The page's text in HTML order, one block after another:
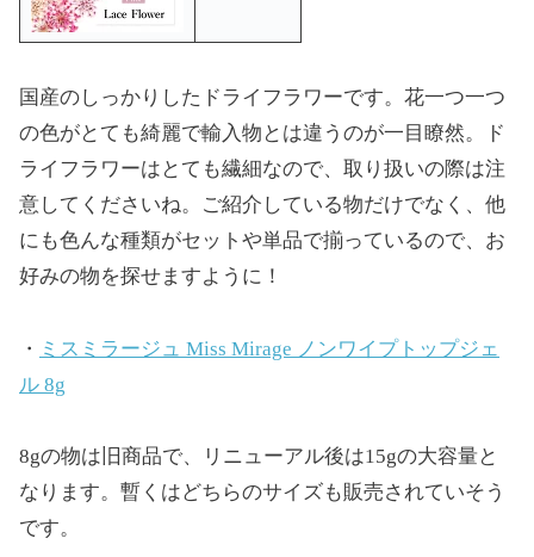
国産のしっかりしたドライフラワーです。花一つ一つ
の色がとても綺麗で輸入物とは違うのが一目瞭然。ド
ライフラワーはとても繊細なので、取り扱いの際は注
意してくださいね。ご紹介している物だけでなく、他
にも色んな種類がセットや単品で揃っているので、お
好みの物を探せますように！
・ ミスミラージュ Miss Mirage ノンワイプトップジェ
ル 8g
8gの物は旧商品で、リニューアル後は15gの大容量と
なります。暫くはどちらのサイズも販売されていそう
です。